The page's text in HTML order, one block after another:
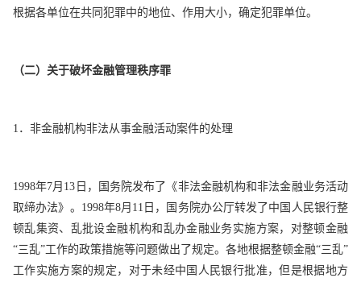
根据各单位在共同犯罪中的地位、作用大小，确定犯罪单位。
（二）关于破坏金融管理秩序罪
1．非金融机构非法从事金融活动案件的处理
1998年7月13日，国务院发布了《非法金融机构和非法金融业务活动
取缔办法》。1998年8月11日，国务院办公厅转发了中国人民银行整
顿乱集资、乱批设金融机构和乱办金融业务实施方案，对整顿金融
“三乱”工作的政策措施等问题做出了规定。各地根据整顿金融“三乱”
工作实施方案的规定，对于未经中国人民银行批准，但是根据地方